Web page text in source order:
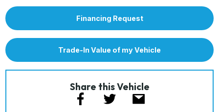
Financing Request
Trade-In Value of my Vehicle
Share this Vehicle